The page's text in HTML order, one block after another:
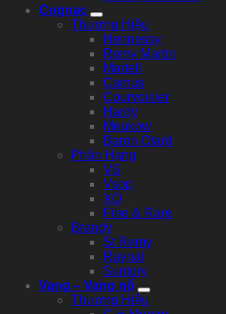
Cognac
Thương Hiệu
Hennessy
Remy Martin
Martell
Camus
Courvoisier
Hardy
Meukow
Baron Otard
Phân Hạng
VS
Vsop
XO
Fine & Rare
Brandy
St Remy
Raynal
Suntory
Vang – Vang nổ
Thương Hiệu